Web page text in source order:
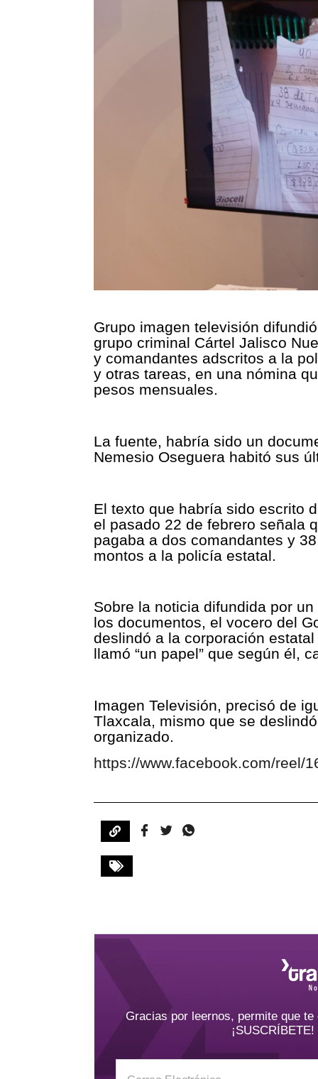
Grupo imagen televisión
grupo criminal Cártel Jalisco
y comandantes adscritos a la
y otras tareas, en una nómina
pesos mensuales.
La fuente, habría sido un
Nemesio Oseguera habitó sus
El texto que habría sido escrito
el pasado 22 de febrero señala
pagaba a dos comandantes y
montos a la policía estatal.
Sobre la noticia difundida por
los documentos, el vocero del
deslindó a la corporación
llamó “un papel” que según él,
Imagen Televisión, precisó de
Tlaxcala, mismo que se
organizado.
https://www.facebook.com/reel/
Gracias por leernos, permite que